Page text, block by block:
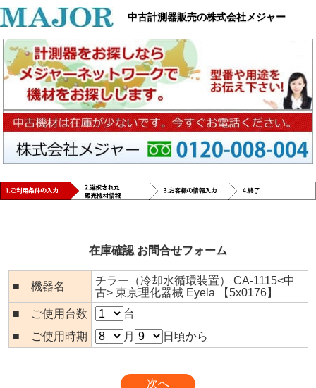
中古計測器販売の株式会社メジャー
在庫確認 お問合せフォーム
■ 機器名
チラー（冷却水循環装置） CA-1115<中
古> 東京理化器械 Eyela 【5x0176】
■ ご使用台数
台
■ ご使用時期
月 日頃から